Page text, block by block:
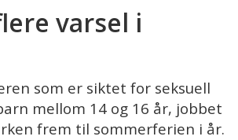
varsel i
som er siktet for seksuell
mellom 14 og 16 år, jobbet
frem til sommerferien i år.